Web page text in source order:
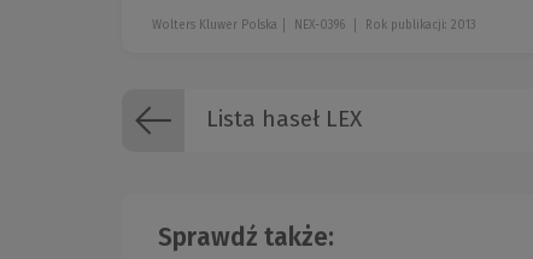
Wolters Kluwer Polska NEX-0396 Rok publikacji: 2013
Lista haseł LEX
Sprawdź także: